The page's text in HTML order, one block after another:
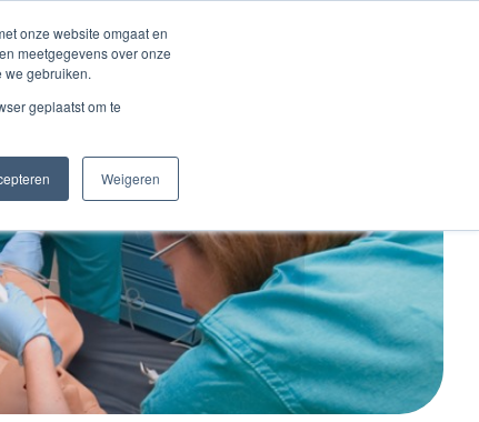
onze website omgaat en
meetgegevens over onze
we gebruiken.
geplaatst om te
Weigeren